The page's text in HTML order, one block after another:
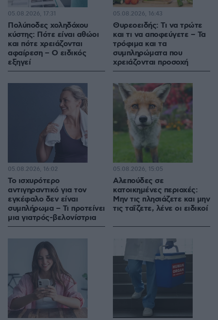
Πολύποδες χοληδόχου
κύστης: Πότε είναι αθώοι
και πότε χρειάζονται
αφαίρεση – Ο ειδικός
εξηγεί
05.08.2026, 17:31
Θυρεοειδής: Τι να τρώτε
και τι να αποφεύγετε – Τα
τρόφιμα και τα
συμπληρώματα που
χρειάζονται προσοχή
05.08.2026, 16:43
Το ισχυρότερο
αντιγηραντικό για τον
εγκέφαλο δεν είναι
συμπλήρωμα – Τι προτείνει
μια γιατρός-βελονίστρια
05.08.2026, 16:02
Αλεπούδες σε
κατοικημένες περιοχές:
Μην τις πλησιάζετε και μην
τις ταΐζετε, λένε οι ειδικοί
05.08.2026, 15:05